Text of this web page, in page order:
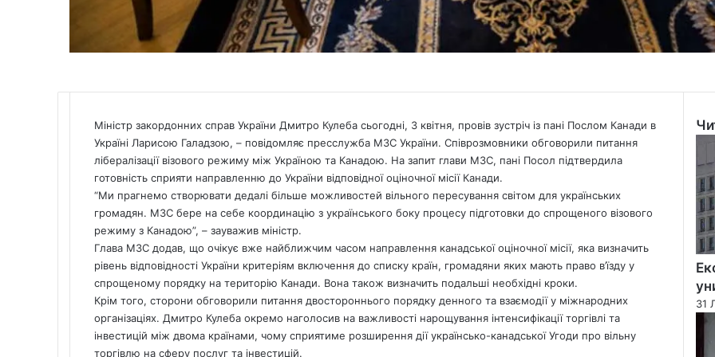
Міністр закордонних справ України Дмитро Кулеба сьогодні, 3 квітня, провів зустріч із пані Послом Канади в
Україні Ларисою Галадзою, – повідомляє пресслужба МЗС України. Співрозмовники обговорили питання
лібералізації візового режиму між Україною та Канадою. На запит глави МЗС, пані Посол підтвердила
готовність сприяти направленню до України відповідної оціночної місії Канади.
“Ми прагнемо створювати дедалі більше можливостей вільного пересування світом для українських
громадян. МЗС бере на себе координацію з українського боку процесу підготовки до спрощеного візового
режиму з Канадою”, – зауважив міністр.
Глава МЗС додав, що очікує вже найближчим часом направлення канадської оціночної місії, яка визначить
рівень відповідності України критеріям включення до списку країн, громадяни яких мають право в’їзду у
спрощеному порядку на територію Канади. Вона також визначить подальші необхідні кроки.
Крім того, сторони обговорили питання двостороннього порядку денного та взаємодії у міжнародних
організаціях. Дмитро Кулеба окремо наголосив на важливості нарощування інтенсифікації торгівлі та
інвестицій між двома країнами, чому сприятиме розширення дії українсько-канадської Угоди про вільну
торгівлю на сферу послуг та інвестицій.
31